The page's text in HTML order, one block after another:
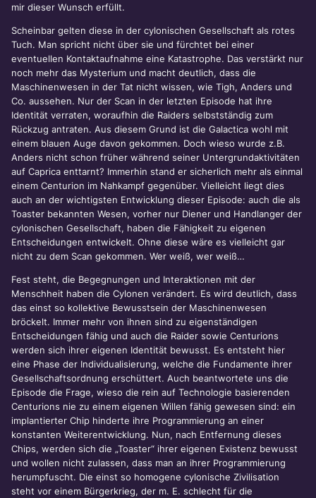
mir dieser Wunsch erfüllt.
Scheinbar gelten diese in der cylonischen Gesellschaft als rotes
Tuch. Man spricht nicht über sie und fürchtet bei einer
eventuellen Kontaktaufnahme eine Katastrophe. Das verstärkt nur
noch mehr das Mysterium und macht deutlich, dass die
Maschinenwesen in der Tat nicht wissen, wie Tigh, Anders und
Co. aussehen. Nur der Scan in der letzten Episode hat ihre
Identität verraten, woraufhin die Raiders selbstständig zum
Rückzug antraten. Aus diesem Grund ist die Galactica wohl mit
einem blauen Auge davon gekommen. Doch wieso wurde z.B.
Anders nicht schon früher während seiner Untergrundaktivitäten
auf Caprica enttarnt? Immerhin stand er sicherlich mehr als einmal
einem Centurion im Nahkampf gegenüber. Vielleicht liegt dies
auch an der wichtigsten Entwicklung dieser Episode: auch die als
Toaster bekannten Wesen, vorher nur Diener und Handlanger der
cylonischen Gesellschaft, haben die Fähigkeit zu eigenen
Entscheidungen entwickelt. Ohne diese wäre es vielleicht gar
nicht zu dem Scan gekommen. Wer weiß, wer weiß…
Fest steht, die Begegnungen und Interaktionen mit der
Menschheit haben die Cylonen verändert. Es wird deutlich, dass
das einst so kollektive Bewusstsein der Maschinenwesen
bröckelt. Immer mehr von ihnen sind zu eigenständigen
Entscheidungen fähig und auch die Raider sowie Centurions
werden sich ihrer eigenen Identität bewusst. Es entsteht hier
eine Phase der Individualisierung, welche die Fundamente ihrer
Gesellschaftsordnung erschüttert. Auch beantwortete uns die
Episode die Frage, wieso die rein auf Technologie basierenden
Centurions nie zu einem eigenen Willen fähig gewesen sind: ein
implantierter Chip hinderte ihre Programmierung an einer
konstanten Weiterentwicklung. Nun, nach Entfernung dieses
Chips, werden sich die „Toaster“ ihrer eigenen Existenz bewusst
und wollen nicht zulassen, dass man an ihrer Programmierung
herumpfuscht. Die einst so homogene cylonische Zivilisation
steht vor einem Bürgerkrieg, der m. E. schlecht für die